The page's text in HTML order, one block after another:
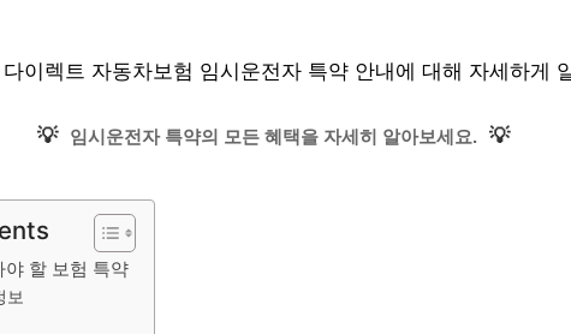
이렉트 자동차보험 임시운전자 특약 안내에 대해 자세하게
💡 임시운전자 특약의 모든 혜택을 자세히 알아보세요. 💡
할 보험 특약
보